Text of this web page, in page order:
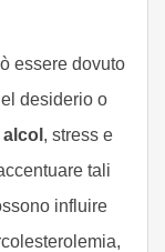
essere dovuto
desiderio o
alcol , stress e
tali
influire